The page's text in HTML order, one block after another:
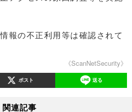
報の不正利用等は確認されて
《ScanNetSecurity》
ポスト 送る
関連記事